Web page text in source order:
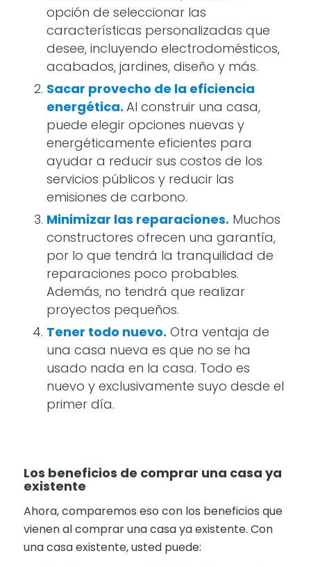
opción de seleccionar las
características personalizadas que
desee, incluyendo electrodomésticos,
acabados, jardines, diseño y más.
Sacar provecho de la eficiencia
energética. Al construir una casa,
puede elegir opciones nuevas y
energéticamente eficientes para
ayudar a reducir sus costos de los
servicios públicos y reducir las
emisiones de carbono.
Minimizar las reparaciones. Muchos
constructores ofrecen una garantía,
por lo que tendrá la tranquilidad de
reparaciones poco probables.
Además, no tendrá que realizar
proyectos pequeños.
Tener todo nuevo. Otra ventaja de
una casa nueva es que no se ha
usado nada en la casa. Todo es
nuevo y exclusivamente suyo desde el
primer día.
Los beneficios de comprar una casa ya
existente
Ahora, comparemos eso con los beneficios que
vienen al comprar una casa ya existente. Con
una casa existente, usted puede: